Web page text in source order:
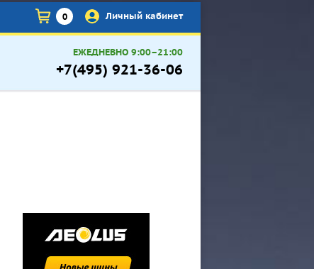
×
0 Личный кабинет
ЕЖЕДНЕВНО 9:00–21:00
+7(495) 921-36-06